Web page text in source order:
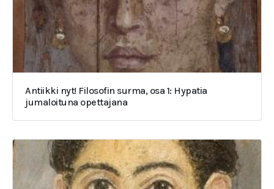
Antiikki nyt! Filosofin surma, osa 1: Hypatia
jumaloituna opettajana